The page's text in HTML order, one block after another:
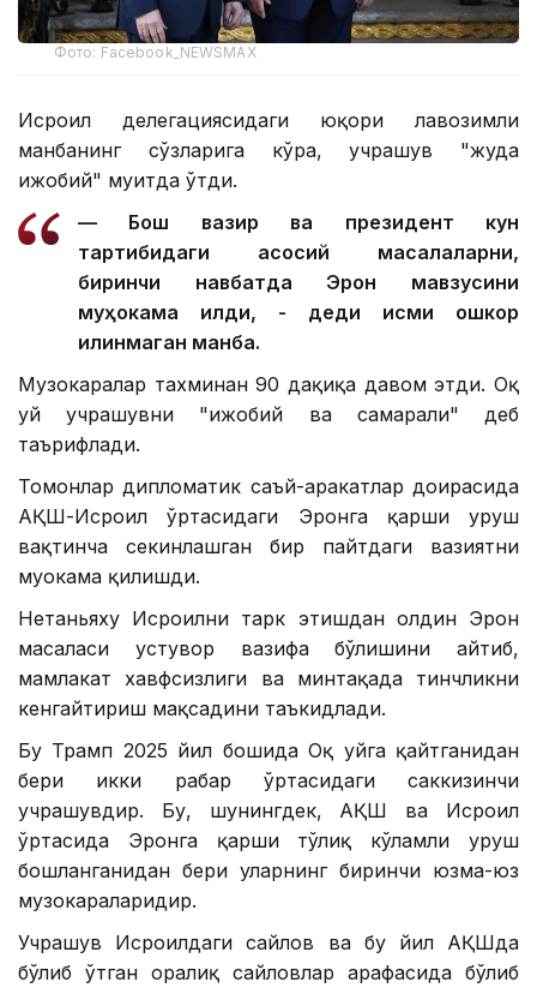
Фото: Facebook_NEWSMAX
Исроил делегациясидаги юқори лавозимли
манбанинг сўзларига кўра, учрашув "жуда
ижобий" муҳитда ўтди.
— Бош вазир ва президент кун
тартибидаги асосий масалаларни,
биринчи навбатда Эрон мавзусини
муҳокама қилди, - деди исми ошкор
қилинмаган манба.
Музокаралар тахминан 90 дақиқа давом этди. Оқ
уй учрашувни "ижобий ва самарали" деб
таърифлади.
Томонлар дипломатик саъй-ҳаракатлар доирасида
АҚШ-Исроил ўртасидаги Эронга қарши уруш
вақтинча секинлашган бир пайтдаги вазиятни
муҳокама қилишди.
Нетаньяху Исроилни тарк этишдан олдин Эрон
масаласи устувор вазифа бўлишини айтиб,
мамлакат хавфсизлиги ва минтақада тинчликни
кенгайтириш мақсадини таъкидлади.
Бу Трамп 2025 йил бошида Оқ уйга қайтганидан
бери икки раҳбар ўртасидаги саккизинчи
учрашувдир. Бу, шунингдек, АҚШ ва Исроил
ўртасида Эронга қарши тўлиқ кўламли уруш
бошланганидан бери уларнинг биринчи юзма-юз
музокараларидир.
Учрашув Исроилдаги сайлов ва бу йил АҚШда
бўлиб ўтган оралиқ сайловлар арафасида бўлиб